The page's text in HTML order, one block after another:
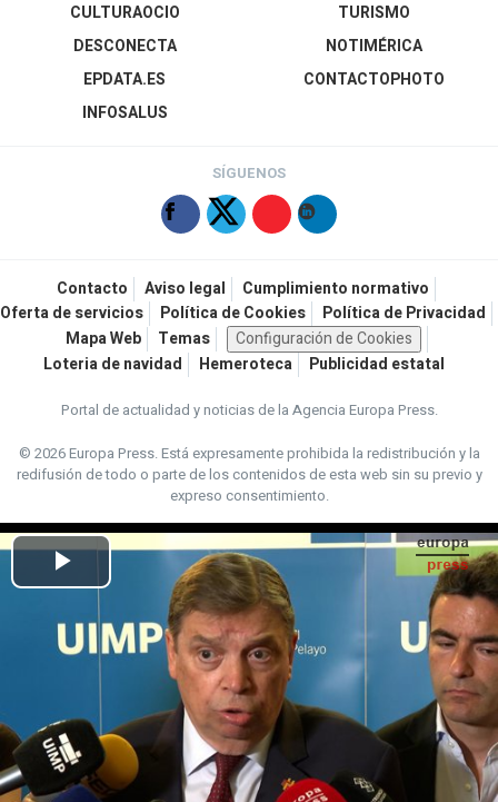
CULTURAOCIO
DESCONECTA
EPDATA.ES
INFOSALUS
TURISMO
NOTIMÉRICA
CONTACTOPHOTO
SÍGUENOS
Contacto Aviso legal
Cumplimiento normativo
Oferta de servicios
Política de Cookies
Política de Privacidad
Mapa Web
Temas
Configuración de Cookies
Loteria de navidad
Hemeroteca Publicidad estatal
Portal de actualidad y noticias de la Agencia Europa Press.
© 2026 Europa Press.Está expresamente prohibida la redistribución y la
redifusión de todo o parte de los contenidos de esta web sin su previo y
expreso consentimiento.